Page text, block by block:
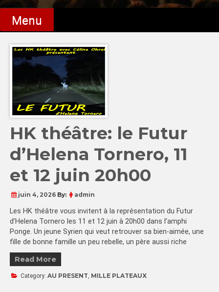
Menu
HK théâtre: le Futur
d’Helena Tornero, 11
et 12 juin 20h00
juin 4, 2026 By: admin
Les HK théâtre vous invitent à la représentation du Futur
d’Helena Tornero les 11 et 12 juin à 20h00 dans l’amphi
Ponge. Un jeune Syrien qui veut retrouver sa bien-aimée, une
fille de bonne famille un peu rebelle, un père aussi riche
Read More
Category: AU PRESENT, MILLE PLATEAUX